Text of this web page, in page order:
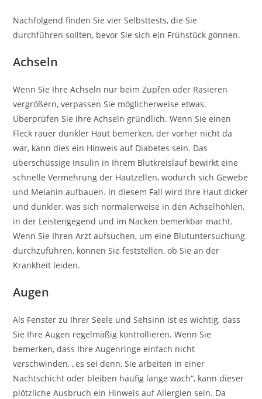
Nachfolgend finden Sie vier Selbsttests, die Sie
durchführen sollten, bevor Sie sich ein Frühstück gönnen.
Achseln
Wenn Sie Ihre Achseln nur beim Zupfen oder Rasieren
vergrößern, verpassen Sie möglicherweise etwas.
Überprüfen Sie Ihre Achseln gründlich. Wenn Sie einen
Fleck rauer dunkler Haut bemerken, der vorher nicht da
war, kann dies ein Hinweis auf Diabetes sein. Das
überschüssige Insulin in Ihrem Blutkreislauf bewirkt eine
schnelle Vermehrung der Hautzellen, wodurch sich Gewebe
und Melanin aufbauen. In diesem Fall wird Ihre Haut dicker
und dunkler, was sich normalerweise in den Achselhöhlen,
in der Leistengegend und im Nacken bemerkbar macht.
Wenn Sie Ihren Arzt aufsuchen, um eine Blutuntersuchung
durchzuführen, können Sie feststellen, ob Sie an der
Krankheit leiden.
Augen
Als Fenster zu Ihrer Seele und Sehsinn ist es wichtig, dass
Sie Ihre Augen regelmäßig kontrollieren. Wenn Sie
bemerken, dass Ihre Augenringe einfach nicht
verschwinden, „es sei denn, Sie arbeiten in einer
Nachtschicht oder bleiben häufig lange wach“, kann dieser
plötzliche Ausbruch ein Hinweis auf Allergien sein. Da